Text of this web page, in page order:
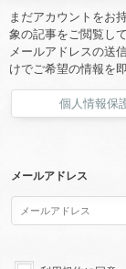
まだアカウントをお
象の記事をご閲覧し
メールアドレスの送
けでご希望の情報を
個人情報保
メールアドレス